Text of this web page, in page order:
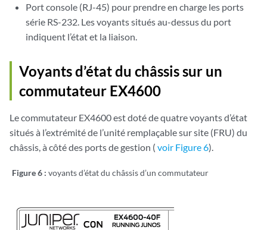
Port console (RJ-45) pour prendre en charge les ports
série RS-232. Les voyants situés au-dessus du port
indiquent l’état et la liaison.
Voyants d’état du châssis sur un
commutateur EX4600
Le commutateur EX4600 est doté de quatre voyants d’état
situés à l’extrémité de l’unité remplaçable sur site (FRU) du
châssis, à côté des ports de gestion ( voir Figure 6).
Figure 6 : voyants d’état du châssis d’un commutateur